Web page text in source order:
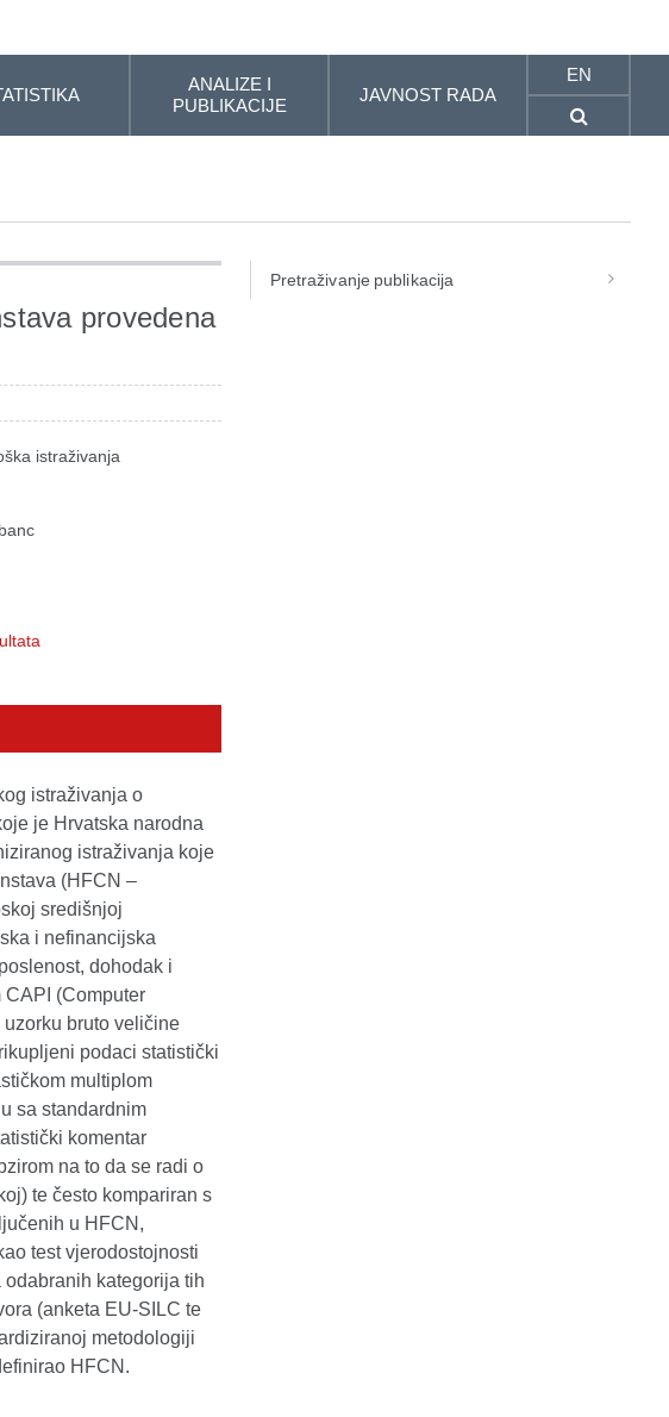
ANALIZE I
PUBLIKACIJE
JAVNOST RADA
EN
provedena
istraživanja
istraživanja o
je Hrvatska narodna
istraživanja koje
(HFCN –
središnjoj
i nefinancijska
dohodak i
CAPI (Computer
bruto veličine
podaci statistički
multiplom
sa standardnim
komentar
na to da se radi o
te često kompariran s
u HFCN,
test vjerodostojnosti
kategorija tih
(anketa EU-SILC te
metodologiji
HFCN.
Pretraživanje publikacija